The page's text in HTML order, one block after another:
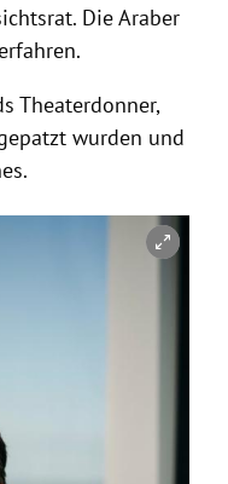
Die Araber
Theaterdonner,
wurden und